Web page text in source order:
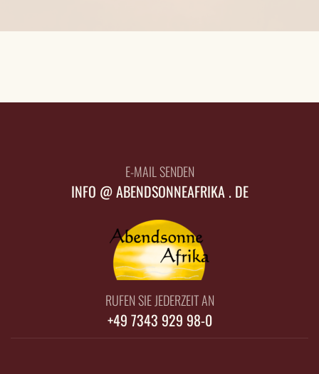
E-MAIL SENDEN
INFO @ ABENDSONNEAFRIKA . DE
RUFEN SIE JEDERZEIT AN
+49 7343 929 98-0